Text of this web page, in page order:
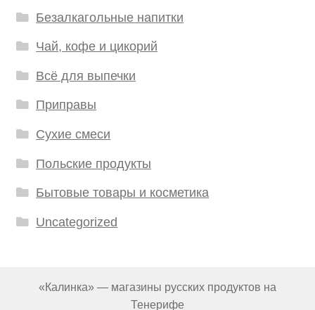
Безалкагольные напитки
Чай, кофе и цикорий
Всё для выпечки
Приправы
Сухие смеси
Польские продукты
Бытовые товары и косметика
Uncategorized
«Калинка» — магазины русских продуктов на
Тенерифе